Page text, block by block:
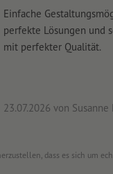
Einfache
perfekte Lösungen und
mit perfekter Qualität.
23.07.2026 von Susanne
dass es sich um